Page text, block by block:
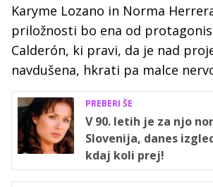
Karyme Lozano in Norma
priložnosti bo ena od
Calderón, ki pravi, da je nad
navdušena, hkrati pa malce
PREBERI ŠE
V 90. letih je za njo
Slovenija, danes
kdaj koli prej!